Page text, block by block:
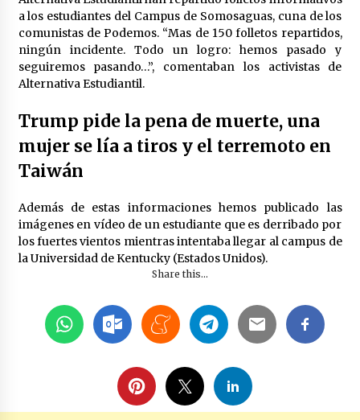
a los estudiantes del Campus de Somosaguas, cuna de los
comunistas de Podemos. “Mas de 150 folletos repartidos,
ningún incidente. Todo un logro: hemos pasado y
seguiremos pasando…”, comentaban los activistas de
Alternativa Estudiantil.
Trump pide la pena de muerte, una
mujer se lía a tiros y el terremoto en
Taiwán
Además de estas informaciones hemos publicado las
imágenes en vídeo de un estudiante que es derribado por
los fuertes vientos mientras intentaba llegar al campus de
la Universidad de Kentucky (Estados Unidos).
Share this...